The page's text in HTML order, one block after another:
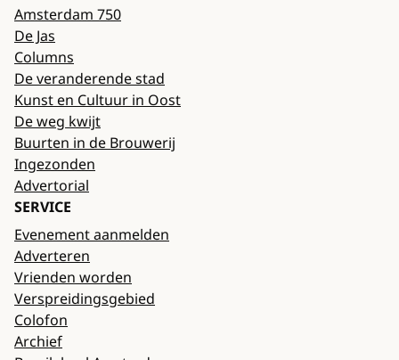
Amsterdam 750
De Jas
Columns
De veranderende stad
Kunst en Cultuur in Oost
De weg kwijt
Buurten in de Brouwerij
Ingezonden
Advertorial
SERVICE
Evenement aanmelden
Adverteren
Vrienden worden
Verspreidingsgebied
Colofon
Archief